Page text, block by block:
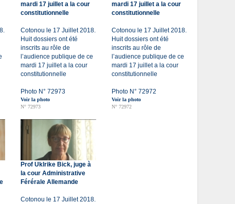
mardi 17 juillet a la cour
constitutionnelle
Cotonou le 17 Juillet 2018.
Huit dossiers ont été
inscrits au rôle de
l’audience publique de ce
mardi 17 juillet a la cour
constitutionnelle
Photo N° 72973
Voir la photo
N° 72973
mardi 17 juillet a la cour
constitutionnelle
Cotonou le 17 Juillet 2018.
Huit dossiers ont été
inscrits au rôle de
l’audience publique de ce
mardi 17 juillet a la cour
constitutionnelle
Photo N° 72972
Voir la photo
N° 72972
Prof Uklrike Bick, juge à
la cour Administrative
Férérale Allemande
Cotonou le 17 Juillet 2018.